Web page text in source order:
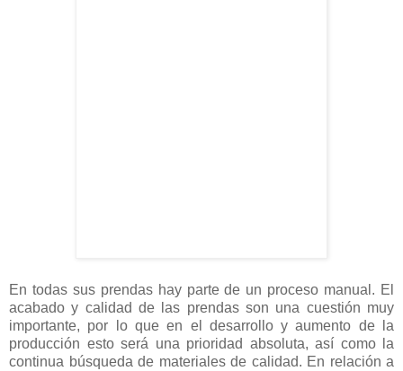
En todas sus prendas hay parte de un proceso manual. El
acabado y calidad de las prendas son una cuestión muy
importante, por lo que en el desarrollo y aumento de la
producción esto será una prioridad absoluta, así como la
continua búsqueda de materiales de calidad. En relación a